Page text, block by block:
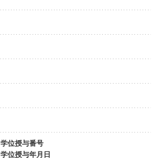
学位授与番号
学位授与年月日